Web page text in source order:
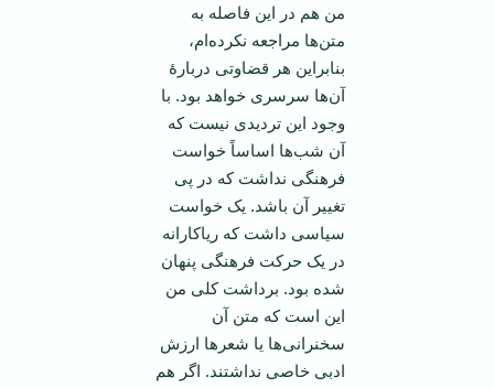
من هم در این فاصله به
متن‌ها مراجعه نکرده‌ام،
بنابراین هر قضاوتی دربارۀ
آن‌ها سرسری خواهد بود. با
وجود این تردیدی نیست که
آن شب‌ها اساساً خواست
فرهنگی نداشت که در پی
تغییر آن باشد. یک خواست
سیاسی داشت که ریاکارانه
در یک حرکت فرهنگی پنهان
شده بود. برداشت کلی من
این است که متن آن
سخنرانی‌ها یا شعر‌ها ارزش
ادبی خاصی نداشتند. اگر هم